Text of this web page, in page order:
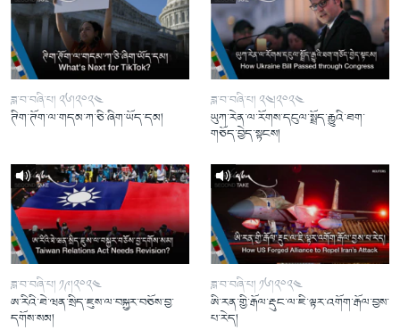
ཟླ་བ་བཞི་པ། ༢༦།༢༠༢༤
ཊིག་ཊོག་ལ་གདམ་ཀ་ཅི་ཞིག་ཡོད་དམ།
ཟླ་བ་བཞི་པ། ༢༤།༢༠༢༤
ཡུཀ་རེན་ལ་རོགས་དངུལ་སྤྲོད་རྒྱུའི་ཐག་
གཅོད་བྱེད་སྟངས།
ཟླ་བ་བཞི་པ། ༡༩།༢༠༢༤
ཨ་རིའི་ཐེ་ཝན་སྲིད་ཇུས་ལ་བསྐྱར་བཅོས་བྱ་
དགོས་སམ།
ཟླ་བ་བཞི་པ། ༡༦།༢༠༢༤
ཨི་རན་གྱི་རྒོལ་རྡུང་ལ་ཇི་ལྟར་འགོག་རྒོལ་བྱས་
པ་རེད།